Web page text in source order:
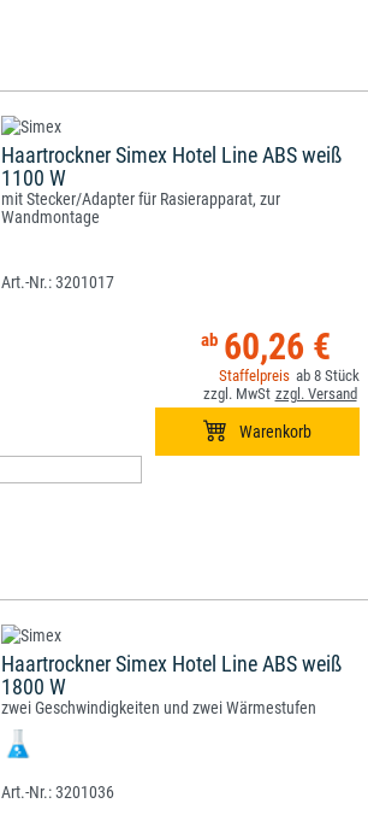
Haartrockner Simex Hotel Line ABS weiß
1100 W
mit Stecker/Adapter für Rasierapparat, zur
Wandmontage
3201017
60,26 €
8
Haartrockner Simex Hotel Line ABS weiß
1800 W
zwei Geschwindigkeiten und zwei Wärmestufen
3201036